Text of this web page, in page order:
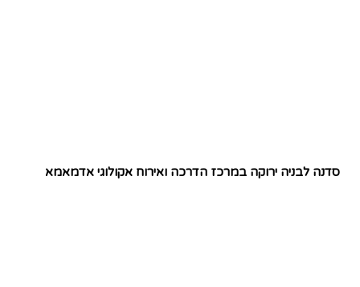
סדנה לבניה ירוקה במרכז הדרכה ואירוח אקולוגי אדמאמא